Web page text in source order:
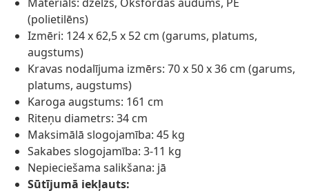
(polietilēns)
Izmēri: 124 x 62,5 x 52 cm (garums, platums,
augstums)
Kravas nodalījuma izmērs: 70 x 50 x 36 cm (garums,
platums, augstums)
Karoga augstums: 161 cm
Riteņu diametrs: 34 cm
Maksimālā slogojamība: 45 kg
Sakabes slogojamība: 3-11 kg
Nepieciešama salikšana: jā
Sūtījumā iekļauts: